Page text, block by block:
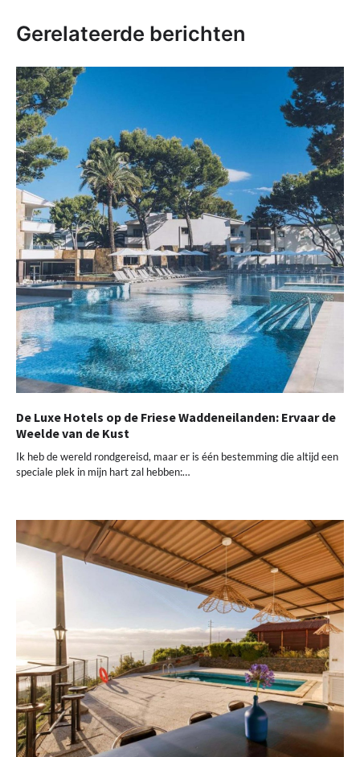
Gerelateerde berichten
De Luxe Hotels op de Friese Waddeneilanden: Ervaar de
Weelde van de Kust
Ik heb de wereld rondgereisd, maar er is één bestemming die altijd een
speciale plek in mijn hart zal hebben:…